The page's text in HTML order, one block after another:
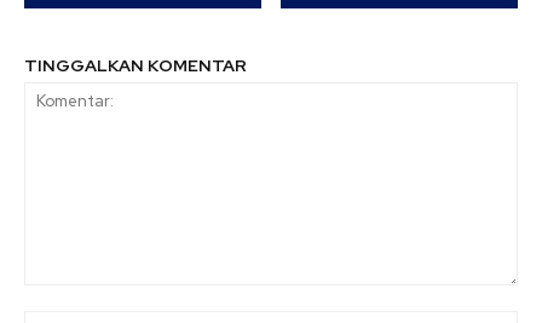
TINGGALKAN KOMENTAR